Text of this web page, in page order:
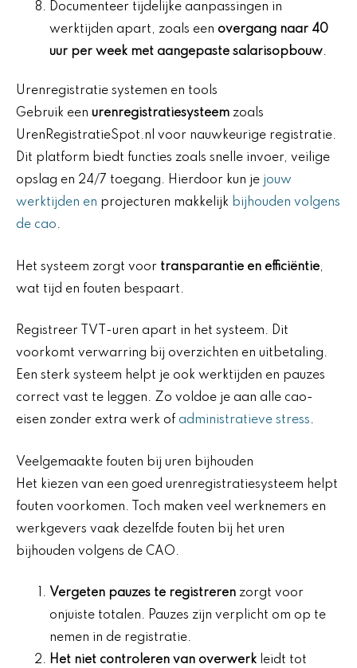
Documenteer tijdelijke aanpassingen in
werktijden apart, zoals een overgang naar 40
uur per week met aangepaste salarisopbouw.
Urenregistratie systemen en tools
Gebruik een urenregistratiesysteem zoals
UrenRegistratieSpot.nl voor nauwkeurige registratie.
Dit platform biedt functies zoals snelle invoer, veilige
opslag en 24/7 toegang. Hierdoor kun je jouw
werktijden en projecturen makkelijk bijhouden volgens
de cao.
Het systeem zorgt voor transparantie en efficiëntie,
wat tijd en fouten bespaart.
Registreer TVT-uren apart in het systeem. Dit
voorkomt verwarring bij overzichten en uitbetaling.
Een sterk systeem helpt je ook werktijden en pauzes
correct vast te leggen. Zo voldoe je aan alle cao-
eisen zonder extra werk of administratieve stress.
Veelgemaakte fouten bij uren bijhouden
Het kiezen van een goed urenregistratiesysteem helpt
fouten voorkomen. Toch maken veel werknemers en
werkgevers vaak dezelfde fouten bij het uren
bijhouden volgens de CAO.
Vergeten pauzes te registreren zorgt voor
onjuiste totalen. Pauzes zijn verplicht om op te
nemen in de registratie.
Het niet controleren van overwerk leidt tot